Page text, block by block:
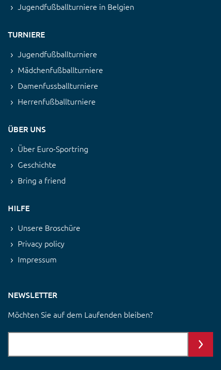
Jugendfußballturniere in Belgien
TURNIERE
Jugendfußballturniere
Mädchenfußballturniere
Damenfussballturniere
Herrenfußballturniere
ÜBER UNS
Über Euro-Sportring
Geschichte
Bring a friend
HILFE
Unsere Broschüre
Privacy policy
Impressum
NEWSLETTER
Möchten Sie auf dem Laufenden bleiben?